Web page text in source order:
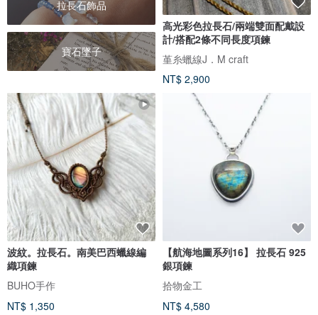
拉長石飾品
寶石墜子
高光彩色拉長石/兩端雙面配戴設
計/搭配2條不同長度項鍊
堇糸蠟線J．M craft
NT$ 2,900
波紋。拉長石。南美巴西蠟線編
織項鍊
BUHO手作
NT$ 1,350
【航海地圖系列16】 拉長石 925
銀項鍊
拾物金工
NT$ 4,580